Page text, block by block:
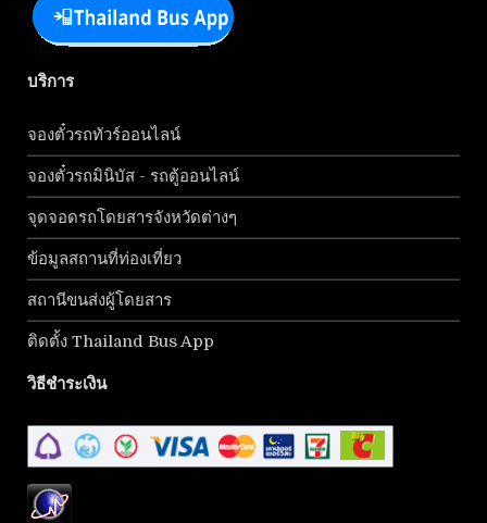
บริการ
จองตั๋วรถทัวร์ออนไลน์
จองตั๋วรถมินิบัส - รถตู้ออนไลน์
จุดจอดรถโดยสารจังหวัดต่างๆ
ข้อมูลสถานที่ท่องเที่ยว
สถานีขนส่งผู้โดยสาร
ติดตั้ง Thailand Bus App
วิธีชำระเงิน